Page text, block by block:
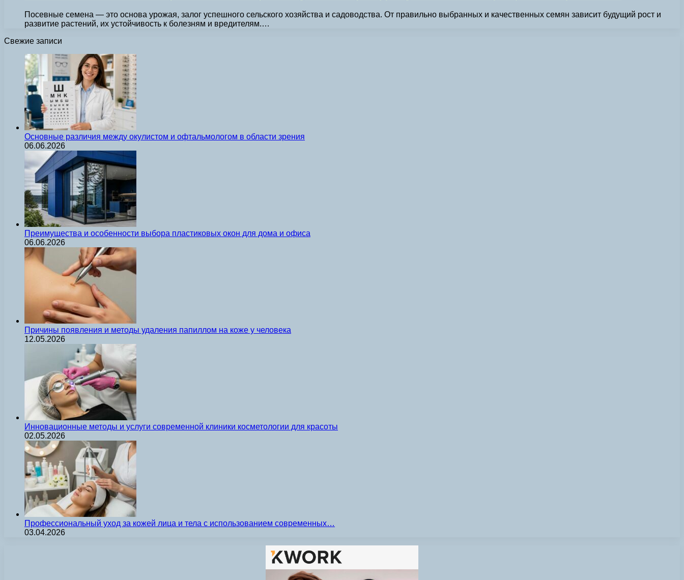
Посевные семена — это основа урожая, залог успешного сельского хозяйства и садоводства. От правильно выбранных и качественных семян зависит будущий рост и
развитие растений, их устойчивость к болезням и вредителям.…
Свежие записи
Основные различия между окулистом и офтальмологом в области зрения
06.06.2026
Преимущества и особенности выбора пластиковых окон для дома и офиса
06.06.2026
Причины появления и методы удаления папиллом на коже у человека
12.05.2026
Инновационные методы и услуги современной клиники косметологии для красоты
02.05.2026
Профессиональный уход за кожей лица и тела с использованием современных…
03.04.2026